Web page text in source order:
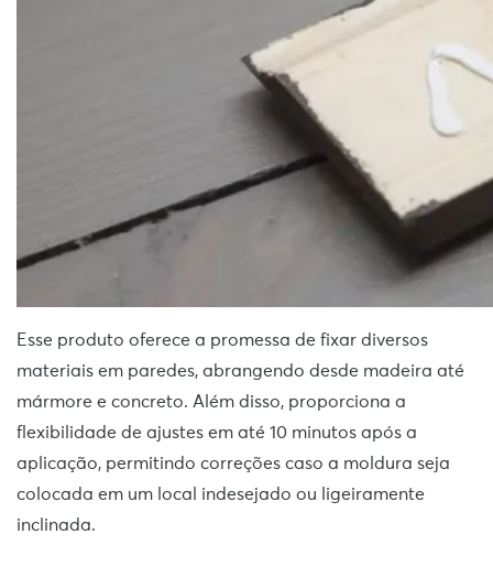
Esse produto oferece a promessa de fixar diversos
materiais em paredes, abrangendo desde madeira até
mármore e concreto. Além disso, proporciona a
flexibilidade de ajustes em até 10 minutos após a
aplicação, permitindo correções caso a moldura seja
colocada em um local indesejado ou ligeiramente
inclinada.